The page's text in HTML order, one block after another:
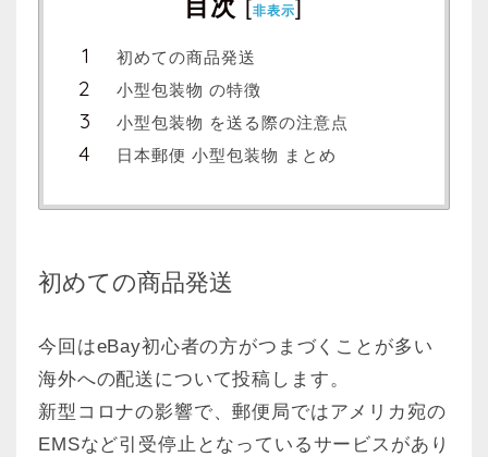
目次 [非表示]
初めての商品発送
小型包装物 の特徴
小型包装物 を送る際の注意点
日本郵便 小型包装物 まとめ
初めての商品発送
今回はeBay初心者の方がつまづくことが多い
海外への配送について投稿します。
新型コロナの影響で、郵便局ではアメリカ宛の
EMSなど引受停止となっているサービスがあり